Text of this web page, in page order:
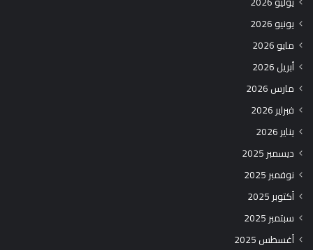
يونيو 2026
مايو 2026
أبريل 2026
مارس 2026
فبراير 2026
يناير 2026
ديسمبر 2025
نوفمبر 2025
أكتوبر 2025
سبتمبر 2025
أغسطس 2025